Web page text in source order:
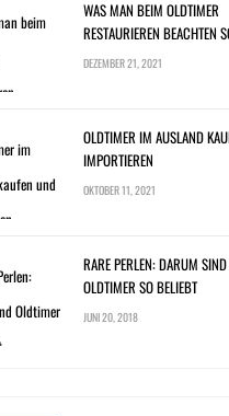
WAS MAN BEIM OLDTIMER
RESTAURIEREN BEACHTEN
DEZEMBER 21, 2021
OLDTIMER IM AUSLAND
IMPORTIEREN
OKTOBER 11, 2021
RARE PERLEN: DARUM SIND
OLDTIMER SO BELIEBT
JUNI 20, 2018